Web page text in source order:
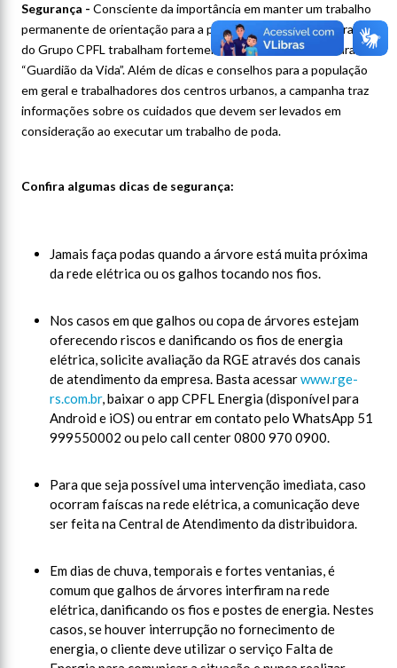
Segurança - Consciente da importância em manter um trabalho
permanente de orientação para a população, as distribuidoras
do Grupo CPFL trabalham fortemente a campanha de segurança
“Guardião da Vida”. Além de dicas e conselhos para a população
em geral e trabalhadores dos centros urbanos, a campanha traz
informações sobre os cuidados que devem ser levados em
consideração ao executar um trabalho de poda.
Confira algumas dicas de segurança:
Jamais faça podas quando a árvore está muita próxima
da rede elétrica ou os galhos tocando nos fios.
Nos casos em que galhos ou copa de árvores estejam
oferecendo riscos e danificando os fios de energia
elétrica, solicite avaliação da RGE através dos canais
de atendimento da empresa. Basta acessarwww.rge-
rs.com.br, baixar o app CPFL Energia (disponível para
Android e iOS) ou entrar em contato pelo WhatsApp 51
999550002 ou pelo call center 0800 970 0900.
Para que seja possível uma intervenção imediata, caso
ocorram faíscas na rede elétrica, a comunicação deve
ser feita na Central de Atendimento da distribuidora.
Em dias de chuva, temporais e fortes ventanias, é
comum que galhos de árvores interfiram na rede
elétrica, danificando os fios e postes de energia. Nestes
casos, se houver interrupção no fornecimento de
energia, o cliente deve utilizar o serviço Falta de